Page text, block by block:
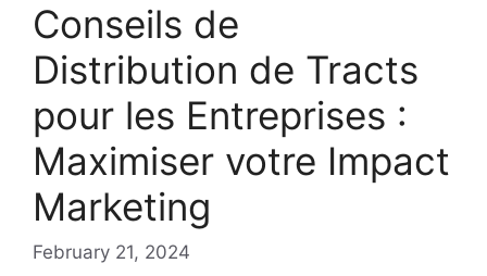
Conseils de
Distribution de Tracts
pour les Entreprises :
Maximiser votre Impact
Marketing
February 21, 2024